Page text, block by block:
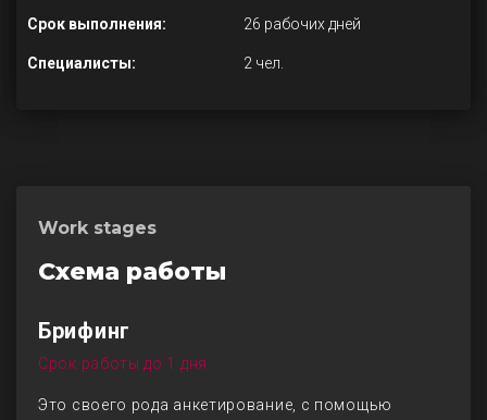
Срок выполнения: 26 рабочих дней
Специалисты: 2 чел.
Work stages
Схема работы
Брифинг
Срок работы до 1 дня
Это своего рода анкетирование, с помощью